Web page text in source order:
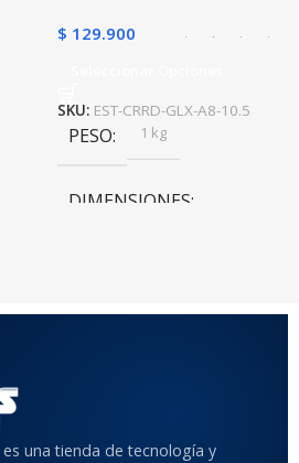
$ 129.900
SKU: EST-CRRD-GLX-A8-10.5
PESO 1 kg
DIMENSIONES
COLOR
es una tienda de tecnología y